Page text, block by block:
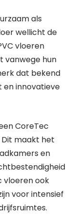
als
wellicht de
vloeren
vanwege hun
dat bekend
en innovatieve
CoreTec
Dit maakt het
en
vloeren ook
voor intensief